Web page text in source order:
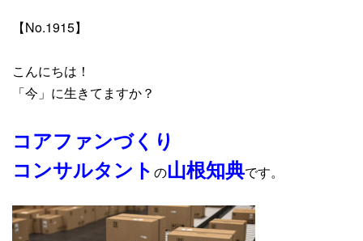
【No.1915】
こんにちは！
「今」に生きてますか？
コアファンづくり
コンサルタント の山根知典です。